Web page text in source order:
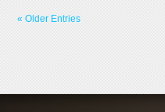
« Older Entries